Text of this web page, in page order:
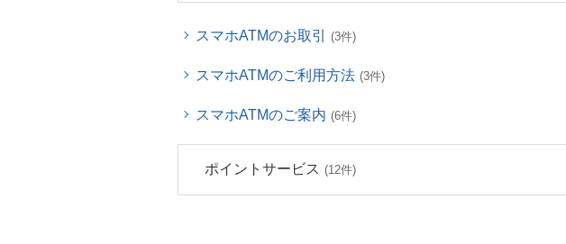
スマホATMのお取引 (3件)
スマホATMのご利用方法 (3件)
スマホATMのご案内 (6件)
ポイントサービス (12件)